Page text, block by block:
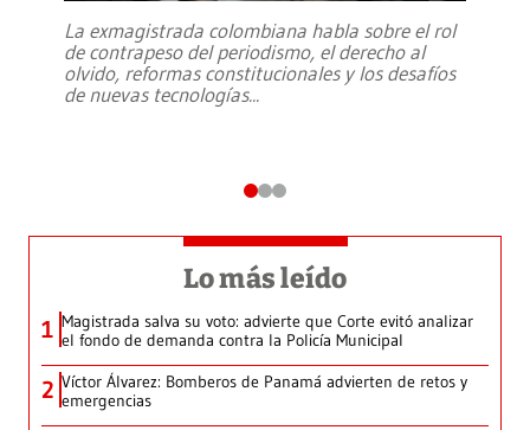
La exmagistrada colombiana habla sobre el rol
de contrapeso del periodismo, el derecho al
olvido, reformas constitucionales y los desafíos
de nuevas tecnologías...
Lo más leído
1 Magistrada salva su voto: advierte que Corte evitó analizar
el fondo de demanda contra la Policía Municipal
2 Víctor Álvarez: Bomberos de Panamá advierten de retos y
emergencias